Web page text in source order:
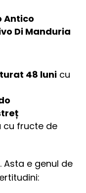
Antico
Di Manduria
48 luni cu
cu fructe de
Asta e genul de